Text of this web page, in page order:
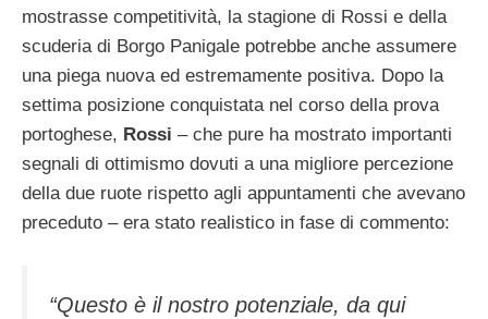
mostrasse competitività, la stagione di Rossi e della
scuderia di Borgo Panigale potrebbe anche assumere
una piega nuova ed estremamente positiva. Dopo la
settima posizione conquistata nel corso della prova
portoghese, Rossi – che pure ha mostrato importanti
segnali di ottimismo dovuti a una migliore percezione
della due ruote rispetto agli appuntamenti che avevano
preceduto – era stato realistico in fase di commento:
“Questo è il nostro potenziale, da qui